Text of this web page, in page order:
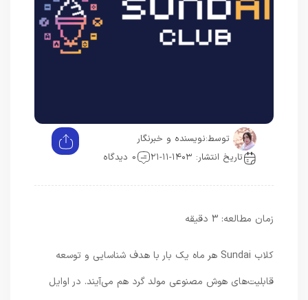
توسط: نویسنده و خبرنگار
تاریخ انتشار: ۱۴۰۳-۱۱-۲۱
0 دیدگاه
زمان مطالعه: 3 دقیقه
کلاب Sundai هر ماه یک بار با هدف شناسایی و توسعه
قابلیت‌های هوش مصنوعی مولد گرد هم می‌آیند. در اوایل